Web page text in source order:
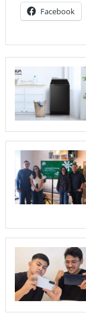
Facebook